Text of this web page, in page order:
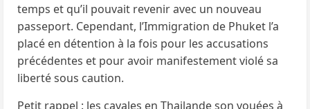
temps et qu’il pouvait revenir avec un nouveau
passeport. Cependant, l’Immigration de Phuket l’a
placé en détention à la fois pour les accusations
précédentes et pour avoir manifestement violé sa
liberté sous caution.
Petit rappel : les cavales en Thailande son vouées à